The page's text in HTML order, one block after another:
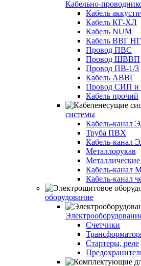
Кабельно-
Кабель
Кабель КГ-ХЛ
Кабель NUM
Кабель ВВГ
Провод ПВС
Провод ШВВП
Провод ПВ-1/3
Кабель АВВГ
Провод СИП и
Кабель прочий
системы
Кабель-канал
Труба ПВХ
Кабель-канал
Металлорукав
Кабель-канал
Кабель-канал
оборудование
Счетчики
Стартеры, реле